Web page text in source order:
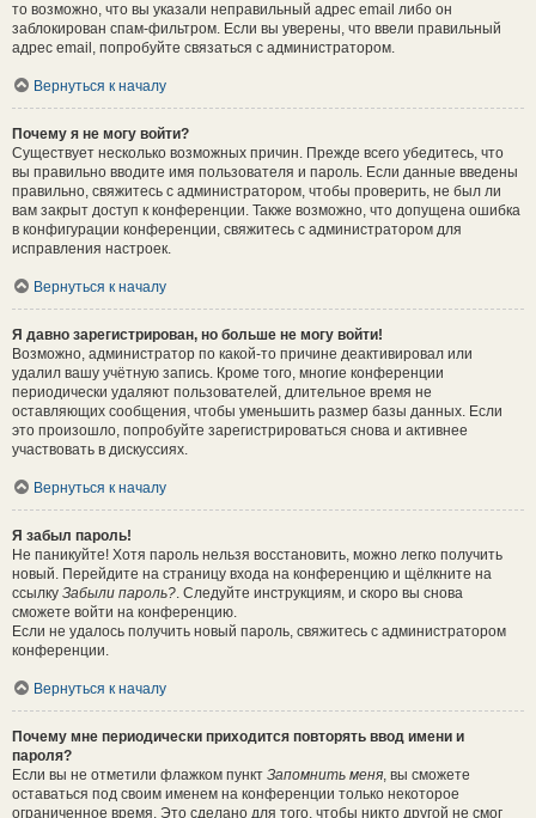
то возможно, что вы указали неправильный адрес email либо он
заблокирован спам-фильтром. Если вы уверены, что ввели правильный
адрес email, попробуйте связаться с администратором.
Вернуться к началу
Почему я не могу войти?
Существует несколько возможных причин. Прежде всего убедитесь, что
вы правильно вводите имя пользователя и пароль. Если данные введены
правильно, свяжитесь с администратором, чтобы проверить, не был ли
вам закрыт доступ к конференции. Также возможно, что допущена ошибка
в конфигурации конференции, свяжитесь с администратором для
исправления настроек.
Вернуться к началу
Я давно зарегистрирован, но больше не могу войти!
Возможно, администратор по какой-то причине деактивировал или
удалил вашу учётную запись. Кроме того, многие конференции
периодически удаляют пользователей, длительное время не
оставляющих сообщения, чтобы уменьшить размер базы данных. Если
это произошло, попробуйте зарегистрироваться снова и активнее
участвовать в дискуссиях.
Вернуться к началу
Я забыл пароль!
Не паникуйте! Хотя пароль нельзя восстановить, можно легко получить
новый. Перейдите на страницу входа на конференцию и щёлкните на
ссылку Забыли пароль?. Следуйте инструкциям, и скоро вы снова
сможете войти на конференцию.
Если не удалось получить новый пароль, свяжитесь с администратором
конференции.
Вернуться к началу
Почему мне периодически приходится повторять ввод имени и
пароля?
Если вы не отметили флажком пункт Запомнить меня, вы сможете
оставаться под своим именем на конференции только некоторое
ограниченное время. Это сделано для того, чтобы никто другой не смог